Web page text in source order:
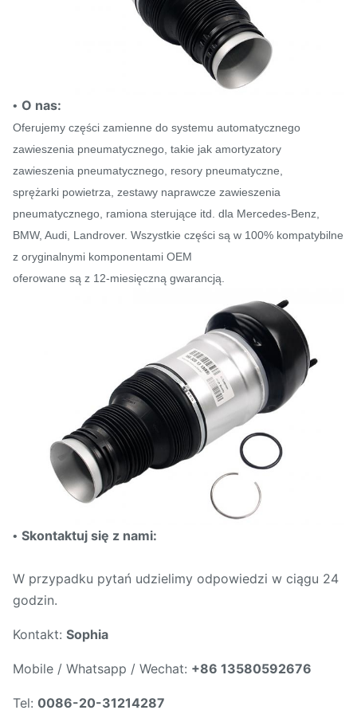
• O nas:
Oferujemy części zamienne do systemu automatycznego
zawieszenia pneumatycznego, takie jak amortyzatory
zawieszenia pneumatycznego, resory pneumatyczne,
sprężarki powietrza, zestawy naprawcze zawieszenia
pneumatycznego, ramiona sterujące itd. dla Mercedes-Benz,
BMW, Audi, Landrover. Wszystkie części są w 100% kompatybilne
z oryginalnymi komponentami OEM
oferowane są z 12-miesięczną gwarancją.
• Skontaktuj się z nami:
W przypadku pytań udzielimy odpowiedzi w ciągu 24
godzin.
Kontakt: Sophia
Mobile / Whatsapp / Wechat: +86 13580592676
Tel: 0086-20-31214287